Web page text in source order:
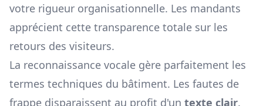
votre rigueur organisationnelle. Les mandants
apprécient cette transparence totale sur les
retours des visiteurs.
La reconnaissance vocale gère parfaitement les
termes techniques du bâtiment. Les fautes de
frappe disparaissent au profit d'un texte clair.